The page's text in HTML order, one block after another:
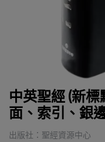
中英聖經 (新
面、索引、銀
出版社：聖經資源中心